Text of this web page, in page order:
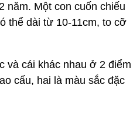
năm. Một con cuốn chiếu
thể dài từ 10-11cm, to cỡ
và cái khác nhau ở 2 điểm
cấu, hai là màu sắc đặc